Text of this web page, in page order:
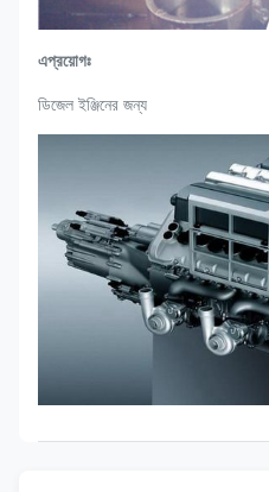
এপ্রয়োগঃ
ডিজেল ইঞ্জিনের জন্য